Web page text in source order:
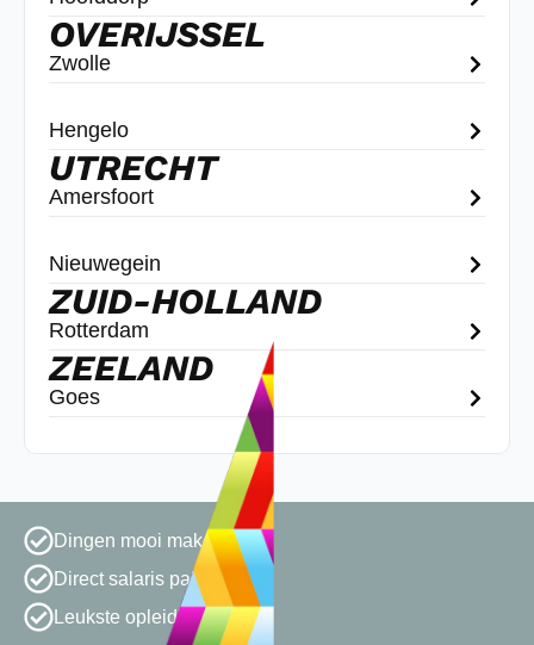
OVERIJSSEL
Zwolle
Hengelo
UTRECHT
Amersfoort
Nieuwegein
ZUID-HOLLAND
Rotterdam
ZEELAND
Goes
Dingen mooi maken
Direct salaris pakken
Leukste opleiding van NL